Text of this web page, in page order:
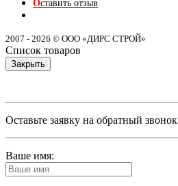
Оставить отзыв
2007 - 2026 © ООО «ДИРС СТРОЙ»
Список товаров
Закрыть
Оставьте заявку на обратный звонок
Ваше имя: